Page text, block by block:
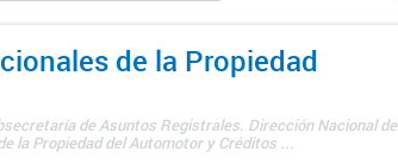
de la Propiedad
de Asuntos Registrales. Dirección Nacional de
la Propiedad del Automotor y Créditos ...